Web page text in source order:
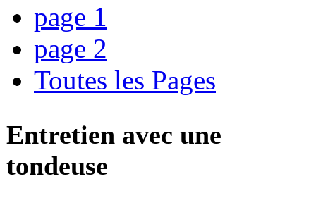
page 1
page 2
Toutes les Pages
Entretien avec une
tondeuse